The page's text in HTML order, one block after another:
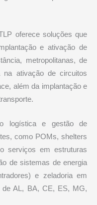
oferece soluções que
e ativação de
metropolitanas, de
ativação de circuitos
além da implantação e
logística e gestão de
como POMs, shelters
serviços em estruturas
de sistemas de energia
e zeladoria em
AL, BA, CE, ES, MG,